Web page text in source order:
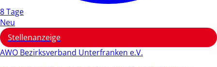
8 Tage
Neu
Stellenanzeige
AWO Bezirksverband Unterfranken e.V.